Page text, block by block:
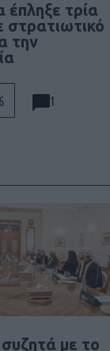
τρία
στρατιωτικό
την
1
με το